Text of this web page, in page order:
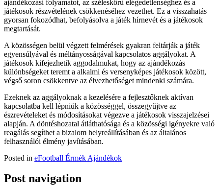
ajándékozási folyamatot, az széleskörű elégedetlenséghez és a
játékosok részvételének csökkenéséhez vezethet. Ez a visszahatás
gyorsan fokozódhat, befolyásolva a játék hírnevét és a játékosok
megtartását.
A közösségen belül végzett felmérések gyakran feltárják a játék
egyensúlyával és méltányosságával kapcsolatos aggályokat. A
játékosok kifejezhetik aggodalmukat, hogy az ajándékozás
különbségeket teremt a alkalmi és versenyképes játékosok között,
végső soron csökkentve az élvezhetőséget mindenki számára.
Ezeknek az aggályoknak a kezelésére a fejlesztőknek aktívan
kapcsolatba kell lépniük a közösséggel, összegyűjtve az
észrevételeket és módosításokat végezve a játékosok visszajelzései
alapján. A döntéshozatal átláthatósága és a közösségi igényekre való
reagálás segíthet a bizalom helyreállításában és az általános
felhasználói élmény javításában.
Posted in eFootball Érmék Ajándékok
Post navigation